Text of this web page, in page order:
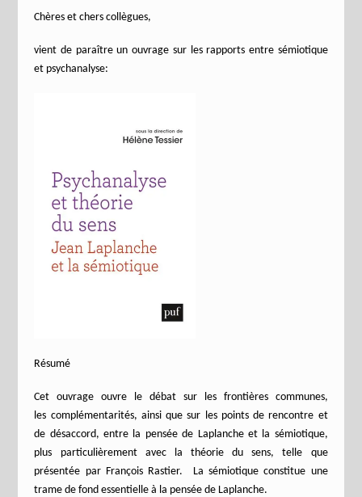
Chères et chers collègues,
vient de paraître un ouvrage sur les rapports entre sémiotique
et psychanalyse:
Résumé
Cet ouvrage ouvre le débat sur les frontières communes,
les complémentarités, ainsi que sur les points de rencontre et
de désaccord, entre la pensée de Laplanche et la sémiotique,
plus particulièrement avec la théorie du sens, telle que
présentée par François Rastier. La sémiotique constitue une
trame de fond essentielle à la pensée de Laplanche.